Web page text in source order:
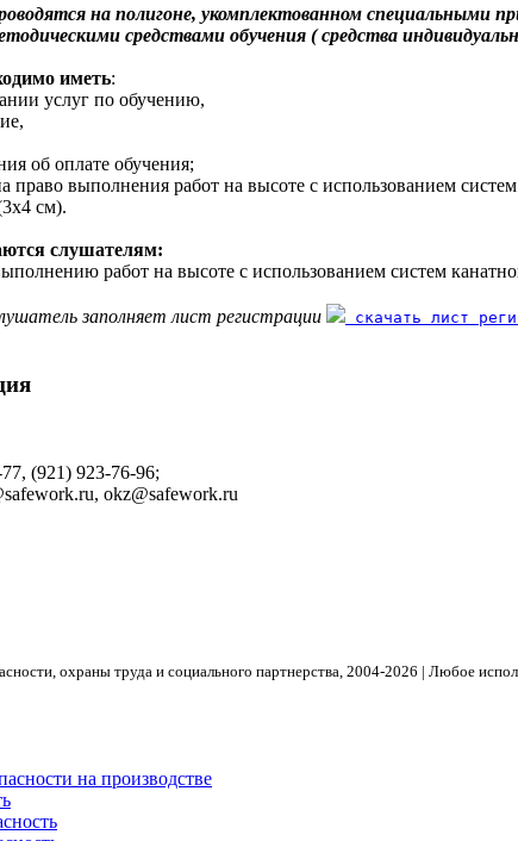
на полигоне, укомплектованном специальными
средствами обучения ( средства
иметь:
услуг по обучению,
об оплате обучения;
право выполнения работ на высоте с использованием
см).
слушателям:
работ на высоте с использованием систем
заполняет лист регистрации скачать лист
(921) 923-76-96;
okz@safework.ru
охраны труда и социального партнерства, 2004- 2026 | Любое
на производстве